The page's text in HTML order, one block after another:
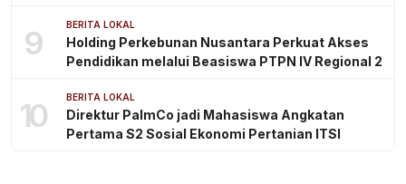
9 BERITA LOKAL
Holding Perkebunan Nusantara Perkuat Akses
Pendidikan melalui Beasiswa PTPN IV Regional 2
10 BERITA LOKAL
Direktur PalmCo jadi Mahasiswa Angkatan
Pertama S2 Sosial Ekonomi Pertanian ITSI